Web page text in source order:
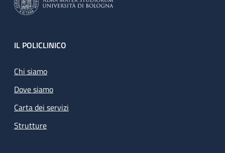
Footer
IL POLICLINICO
Chi siamo
Dove siamo
Carta dei servizi
Strutture